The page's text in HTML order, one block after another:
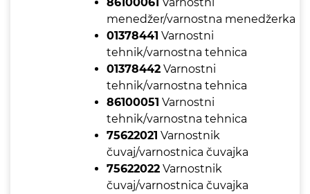
menedžer/varnostna menedžerka
01378441 Varnostni
tehnik/varnostna tehnica
01378442 Varnostni
tehnik/varnostna tehnica
86100051 Varnostni
tehnik/varnostna tehnica
75622021 Varnostnik
čuvaj/varnostnica čuvajka
75622022 Varnostnik
čuvaj/varnostnica čuvajka